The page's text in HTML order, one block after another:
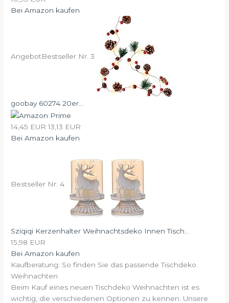
Bei Amazon kaufen
AngebotBestseller Nr. 3
goobay 60274 20er...
14,45 EUR 13,13 EUR
Bei Amazon kaufen
Bestseller Nr. 4
Sziqiqi Kerzenhalter Weihnachtsdeko Innen Tisch...
15,98 EUR
Bei Amazon kaufen
Kaufberatung: So finden Sie das passende Tischdeko
Weihnachten
Beim Kauf eines neuen Tischdeko Weihnachten ist es
wichtig, die verschiedenen Optionen zu kennen. Unsere